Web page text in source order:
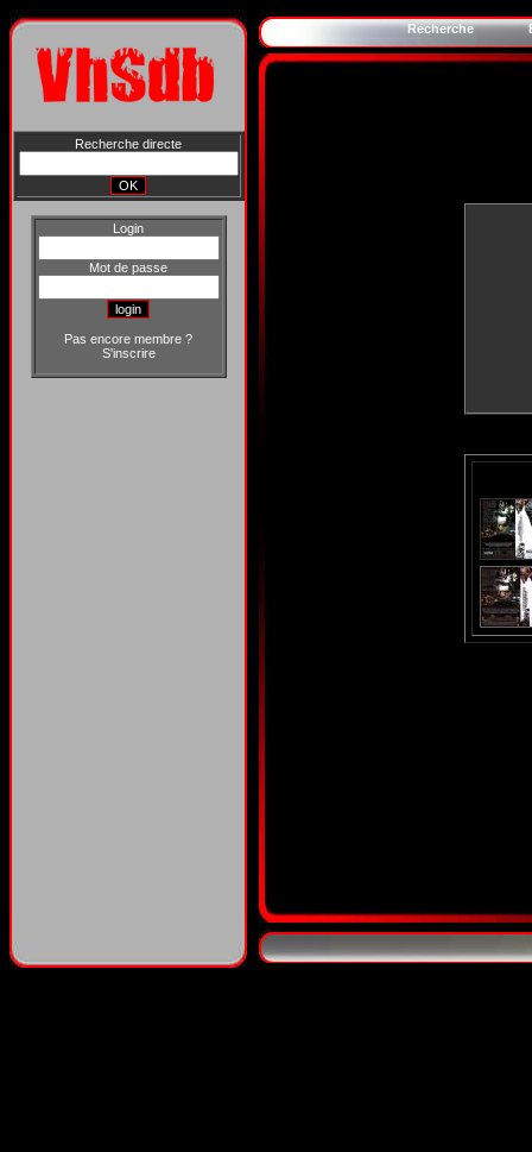
Recherche directe
Login
Mot de passe
Pas encore membre ?
S'inscrire
Recherche